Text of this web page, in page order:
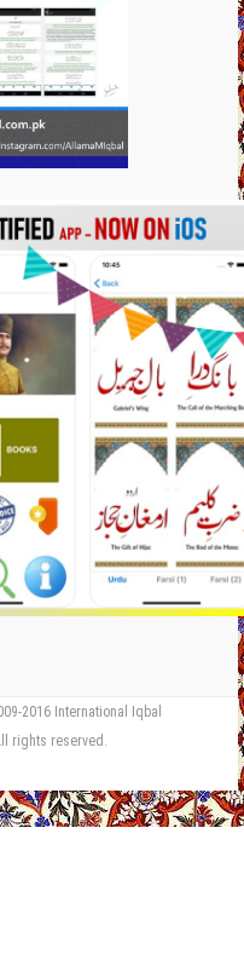
2016 International Iqbal
rights reserved.